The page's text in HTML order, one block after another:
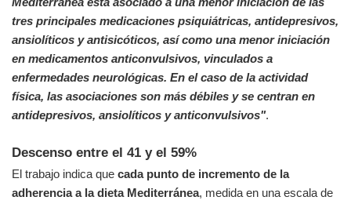
tres principales medicaciones psiquiátricas, antidepresivos,
ansiolíticos y antisicóticos, así como una menor iniciación
en medicamentos anticonvulsivos, vinculados a
enfermedades neurológicas. En el caso de la actividad
física, las asociaciones son más débiles y se centran en
antidepresivos, ansiolíticos y anticonvulsivos".
Descenso entre el 41 y el 59%
El trabajo indica que cada punto de incremento de la
adherencia a la dieta Mediterránea, medida en una escala de